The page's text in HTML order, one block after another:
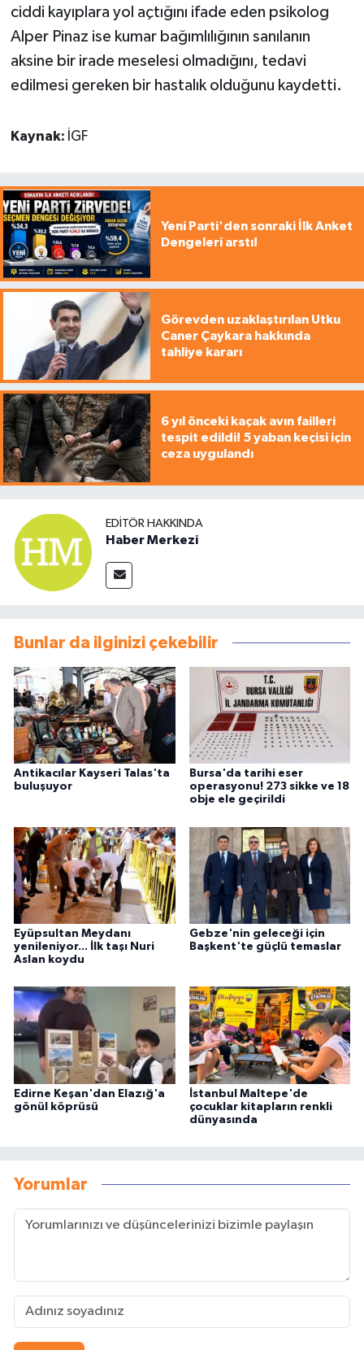
ciddi kayıplara yol açtığını ifade eden psikolog
Alper Pinaz ise kumar bağımlılığının sanılanın
aksine bir irade meselesi olmadığını, tedavi
edilmesi gereken bir hastalık olduğunu kaydetti.
Kaynak: İGF
Yeni Parti'den sonraki İlk Anket
Dengeleri arstı!
Görevden uzaklaştırılan Utku
Caner Çaykara hakkında
tahliye kararı
6 yıl önceki kaçak avın failleri
tespit edildi! 5 yaban keçisi için
ceza uygulandı
EDITÖR HAKKINDA
Haber Merkezi
Bunlar da ilginizi çekebilir
Antikacılar Kayseri Talas'ta
buluşuyor
Bursa'da tarihi eser
operasyonu! 273 sikke ve 18
obje ele geçirildi
Eyüpsultan Meydanı
yenileniyor... İlk taşı Nuri
Aslan koydu
Gebze'nin geleceği için
Başkent'te güçlü temaslar
Edirne Keşan'dan Elazığ'a
gönül köprüsü
İstanbul Maltepe'de
çocuklar kitapların renkli
dünyasında
Yorumlar